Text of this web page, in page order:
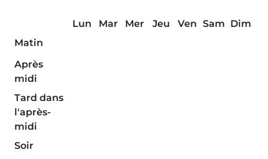
Lun Mar Mer Jeu Ven Sam Dim
Matin
Après
midi
Tard dans
l'après-
midi
Soir